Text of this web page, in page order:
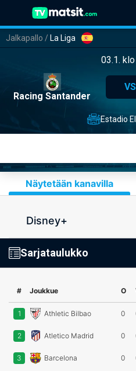
Jalkapallo / La Liga
03.1.
Racing Santander
VS
Estadio
Näytetään kanavilla
Disney+
Sarjataulukko
# Joukkue O
1 Athletic Bilbao 0
2 Atletico Madrid 0
3 Barcelona 0